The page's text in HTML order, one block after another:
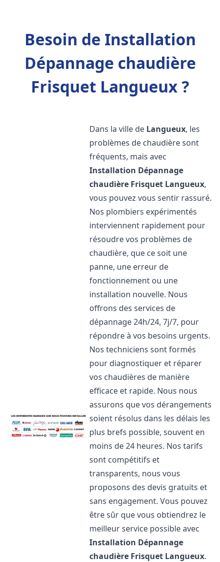
Besoin de Installation
Dépannage chaudière
Frisquet Langueux ?
Dans la ville de Langueux, les
problèmes de chaudière sont
fréquents, mais avec
Installation Dépannage
chaudière Frisquet Langueux,
vous pouvez vous sentir rassuré.
Nos plombiers expérimentés
interviennent rapidement pour
résoudre vos problèmes de
chaudière, que ce soit une
panne, une erreur de
fonctionnement ou une
installation nouvelle. Nous
offrons des services de
dépannage 24h/24, 7j/7, pour
répondre à vos besoins urgents.
Nos techniciens sont formés
pour diagnostiquer et réparer
vos chaudières de manière
efficace et rapide. Nous nous
assurons que vos dérangements
soient résolus dans les délais les
plus brefs possible, souvent en
moins de 24 heures. Nos tarifs
sont compétitifs et
transparents, nous vous
proposons des devis gratuits et
sans engagement. Vous pouvez
être sûr que vous obtiendrez le
meilleur service possible avec
Installation Dépannage
chaudière Frisquet Langueux.